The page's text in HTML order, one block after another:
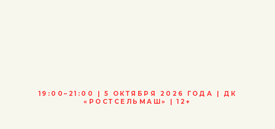
19:00–21:00 | 5 ОКТЯБРЯ 2026 ГОДА | ДК
«РОСТСЕЛЬМАШ» | 12+